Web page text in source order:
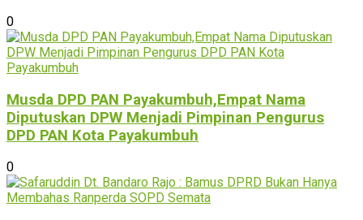
0
Musda DPD PAN Payakumbuh,Empat Nama
Diputuskan DPW Menjadi Pimpinan Pengurus
DPD PAN Kota Payakumbuh
0